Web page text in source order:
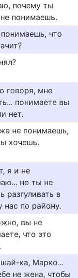
почему ты
не понимаешь.
что
говоря, мне
понимаете вы
нет.
не понимаешь,
хочешь.
я и не
но ты не
разгуливать в
нас по району.
вы не
что это
ка, Марко...
не жена, чтобы